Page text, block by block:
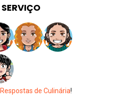
de Culinária!